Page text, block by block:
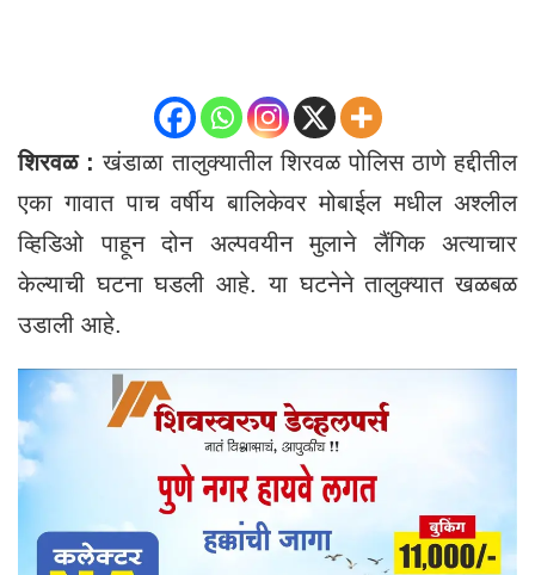
शिरवळ : खंडाळा तालुक्यातील शिरवळ पोलिस ठाणे हद्दीतील
एका गावात पाच वर्षीय बालिकेवर मोबाईल मधील अश्लील
व्हिडिओ पाहून दोन अल्पवयीन मुलाने लैंगिक अत्याचार
केल्याची घटना घडली आहे. या घटनेने तालुक्यात खळबळ
उडाली आहे.